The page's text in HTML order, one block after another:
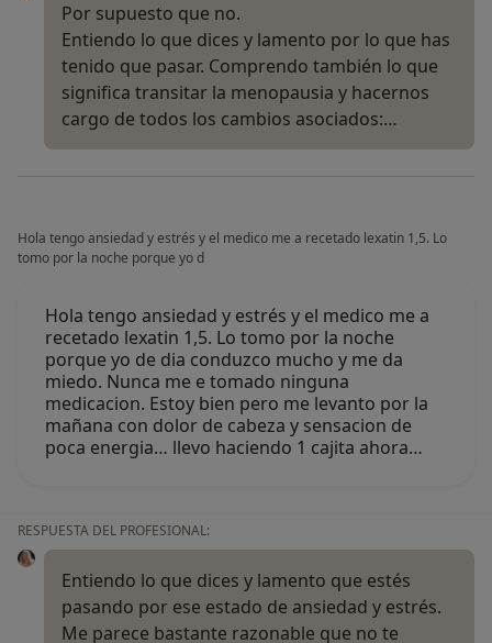
Por supuesto que no.
Entiendo lo que dices y lamento por lo que has
tenido que pasar. Comprendo también lo que
significa transitar la menopausia y hacernos
cargo de todos los cambios asociados:…
Hola tengo ansiedad y estrés y el medico me a recetado lexatin 1,5. Lo
tomo por la noche porque yo d
Hola tengo ansiedad y estrés y el medico me a
recetado lexatin 1,5. Lo tomo por la noche
porque yo de dia conduzco mucho y me da
miedo. Nunca me e tomado ninguna
medicacion. Estoy bien pero me levanto por la
mañana con dolor de cabeza y sensacion de
poca energia… llevo haciendo 1 cajita ahora…
RESPUESTA DEL PROFESIONAL:
Entiendo lo que dices y lamento que estés
pasando por ese estado de ansiedad y estrés.
Me parece bastante razonable que no te